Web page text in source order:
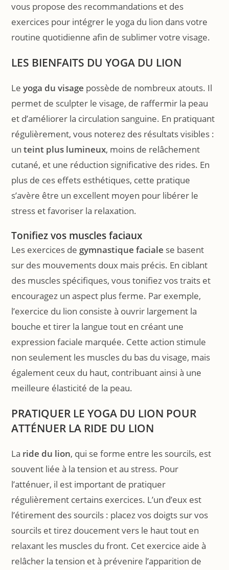
vous propose des recommandations et des
exercices pour intégrer le yoga du lion dans votre
routine quotidienne afin de sublimer votre visage.
LES BIENFAITS DU YOGA DU LION
Leyoga du visage possède de nombreux atouts. Il
permet de sculpter le visage, de raffermir la peau
et d’améliorer la circulation sanguine. En pratiquant
régulièrement, vous noterez des résultats visibles :
unteint plus lumineux, moins de relâchement
cutané, et une réduction significative des rides. En
plus de ces effets esthétiques, cette pratique
s’avère être un excellent moyen pour libérer le
stress et favoriser la relaxation.
Tonifiez vos muscles faciaux
Les exercices de gymnastique faciale se basent
sur des mouvements doux mais précis. En ciblant
des muscles spécifiques, vous tonifiez vos traits et
encouragez un aspect plus ferme. Par exemple,
l’exercice du lion consiste à ouvrir largement la
bouche et tirer la langue tout en créant une
expression faciale marquée. Cette action stimule
non seulement les muscles du bas du visage, mais
également ceux du haut, contribuant ainsi à une
meilleure élasticité de la peau.
PRATIQUER LE YOGA DU LION POUR
ATTÉNUER LA RIDE DU LION
La ride du lion, qui se forme entre les sourcils, est
souvent liée à la tension et au stress. Pour
l’atténuer, il est important de pratiquer
régulièrement certains exercices. L’un d’eux est
l’étirement des sourcils : placez vos doigts sur vos
sourcils et tirez doucement vers le haut tout en
relaxant les muscles du front. Cet exercice aide à
relâcher la tension et à prévenire l’apparition de